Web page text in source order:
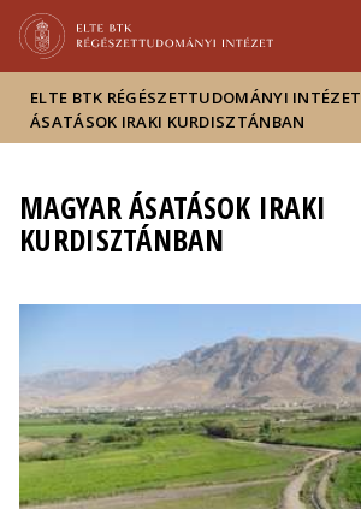
sajtóban
ELTE BTK RÉGÉSZETTUDOMÁNYI INTÉZET
ÁSATÁSOK IRAKI KURDISZTÁNBAN
MAGYAR ÁSATÁSOK IRAKI
KURDISZTÁNBAN